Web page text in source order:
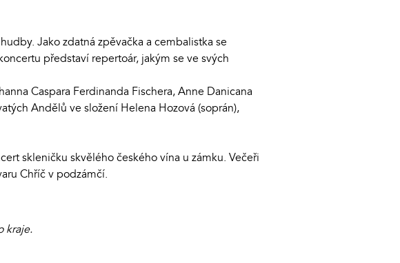
Jako zdatná zpěvačka a cembalistka se
představí repertoár, jakým se ve svých
Caspara Ferdinanda Fischera, Anne Danicana
Andělů ve složení Helena Hozová (soprán),
skleničku skvělého českého vína u zámku. Večeři
Chříč v podzámčí.
kraje.